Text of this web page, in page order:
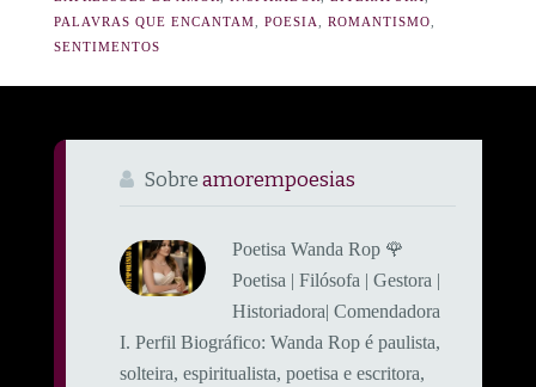
PALAVRAS QUE ENCANTAM
POESIA ROMANTISMO
SENTIMENTOS
Sobre amorempoesias
Poetisa Wanda Rop 🌹
Poetisa | Filósofa | Gestora |
Historiadora| Comendadora
​I. Perfil Biográfico: ​Wanda Rop é paulista,
solteira, espiritualista, poetisa e escritora,